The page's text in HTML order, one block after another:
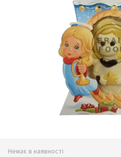
Немає в наявності